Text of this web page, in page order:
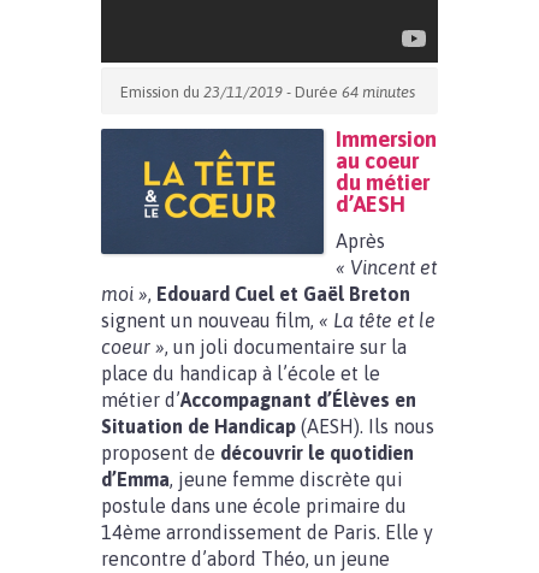
Emission du 23/11/2019 - Durée 64 minutes
Immersion
au coeur
du métier
d’AESH
Après
« Vincent et
moi », Edouard Cuel et Gaël Breton
signent un nouveau film, « La tête et le
coeur », un joli documentaire sur la
place du handicap à l’école et le
métier d’Accompagnant d’Élèves en
Situation de Handicap (AESH). Ils nous
proposent de découvrir le quotidien
d’Emma, jeune femme discrète qui
postule dans une école primaire du
14ème arrondissement de Paris. Elle y
rencontre d’abord Théo, un jeune